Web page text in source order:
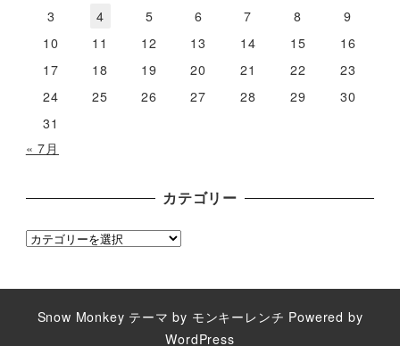
3
4 5 6 7 8
9
10
11 12 13 14 15
16
17
18 19 20 21 22
23
24
25 26 27 28 29
30
31
« 7月
カテゴリー
カ
Snow Monkey テーマ by モンキーレンチ Powered by
WordPress